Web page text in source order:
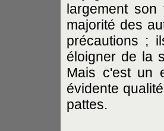
largement
majorité des
précautions ;
éloigner de la
Mais c'est un
évidente
pattes.